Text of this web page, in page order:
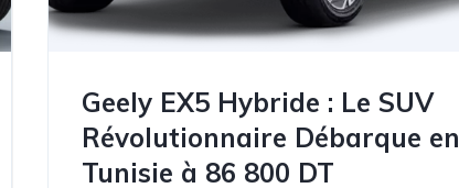
Geely EX5 Hybride : Le SUV
Révolutionnaire Débarque en
Tunisie à 86 800 DT